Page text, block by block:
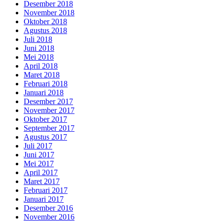
Desember 2018
November 2018
Oktober 2018
Agustus 2018
Juli 2018
Juni 2018
Mei 2018
April 2018
Maret 2018
Februari 2018
Januari 2018
Desember 2017
November 2017
Oktober 2017
September 2017
Agustus 2017
Juli 2017
Juni 2017
Mei 2017
April 2017
Maret 2017
Februari 2017
Januari 2017
Desember 2016
November 2016